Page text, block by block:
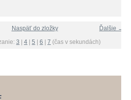
Ďalšie →
Naspäť do zložky
3 4 5 6 7 (čas v sekundách)